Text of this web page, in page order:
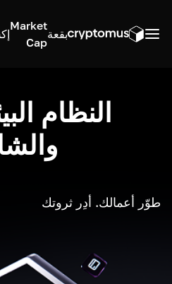
بقعة
Market
Cap
النظام
طوّر أعمالك. أدِر ثروتك